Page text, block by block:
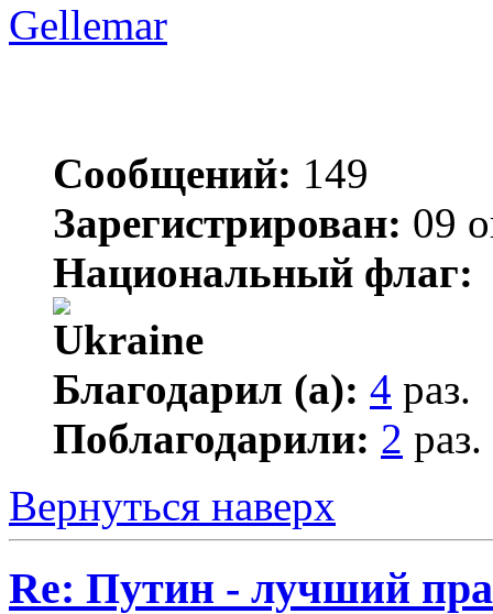
Gellemar
Сообщений: 149
Зарегистрирован: 09
Национальный флаг:
Благодарил (а): 4 раз.
Поблагодарили: 2 раз.
Вернуться наверх
Re: Путин - лучший